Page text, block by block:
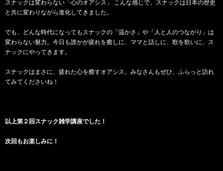
スナックは変わらない「心のオアシス」 こんな感じで、スナックは日本の歴史
と共に変わりながら進化してきました。
でも、どんな時代になってもスナックの「温かさ」や「人と人のつながり」は
変わらない魅力。今日も誰かが疲れを癒しに、ママと話しに、歌を歌いに、ス
ナックにやってきます。
スナックはまさに、疲れた心を癒すオアシス。みなさんもぜひ、ふらっと訪れ
てみてくださいね！
以上第２回スナック雑学講座でした！
次回もお楽しみに！